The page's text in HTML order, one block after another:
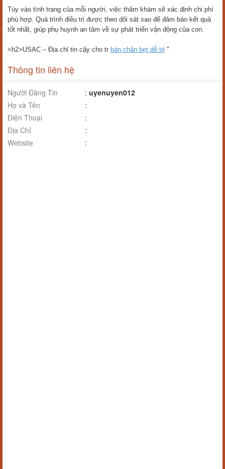
Tùy vào tình trạng của mỗi người, việc thăm khám sẽ xác định chi phí
phù hợp. Quá trình điều trị được theo dõi sát sao để đảm bảo kết quả
tốt nhất, giúp phụ huynh an tâm về sự phát triển vận động của con.
<h2>USAC – Địa chỉ tin cậy cho tr bàn chân bẹt dễ té "
Thông tin liên hệ
Người Đăng Tin : uyenuyen012
Họ và Tên
:
Điện Thoại
:
Địa Chỉ
:
Website
: